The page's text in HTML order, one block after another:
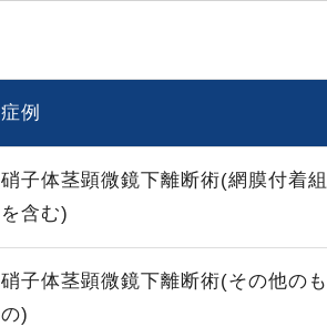
症例
硝子体茎顕微鏡下離断術(網膜付着
を含む)
硝子体茎顕微鏡下離断術(その他のも
の)